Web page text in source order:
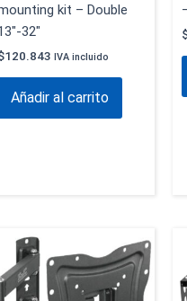
kit – Double
32″
120.843 IVA incluido
Añadir al carrito